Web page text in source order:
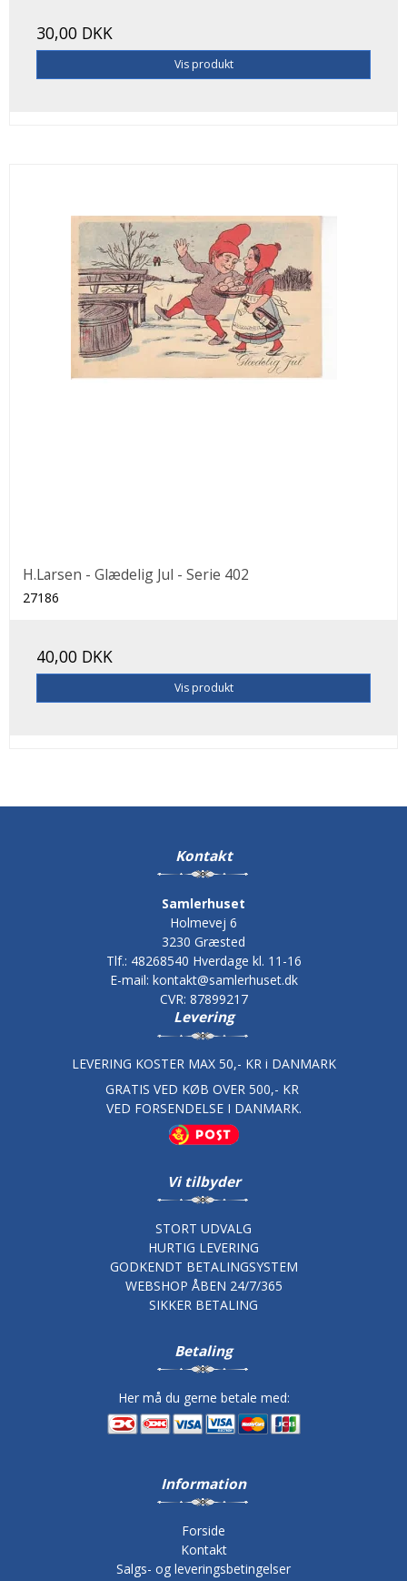
30,00 DKK
Vis produkt
H.Larsen - Glædelig Jul - Serie 402
27186
40,00 DKK
Vis produkt
Kontakt
Samlerhuset
Holmevej 6
3230 Græsted
Tlf.: 48268540 Hverdage kl. 11-16
E-mail: kontakt@samlerhuset.dk
CVR: 87899217
Levering
LEVERING KOSTER MAX 50,- KR i DANMARK
GRATIS VED KØB OVER 500,- KR
VED FORSENDELSE I DANMARK.
Vi tilbyder
STORT UDVALG
HURTIG LEVERING
GODKENDT BETALINGSYSTEM
WEBSHOP ÅBEN 24/7/365
SIKKER BETALING
Betaling
Her må du gerne betale med:
Information
Forside
Kontakt
Salgs- og leveringsbetingelser